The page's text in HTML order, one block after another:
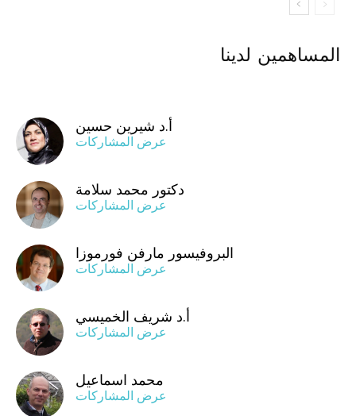
المساهمين لدينا
أ.د شيرين حسين
عرض المشاركات
دكتور محمد سلامة
عرض المشاركات
البروفيسور مارفن فورموزا
عرض المشاركات
أ.د شريف الخميسي
عرض المشاركات
محمد اسماعيل
عرض المشاركات